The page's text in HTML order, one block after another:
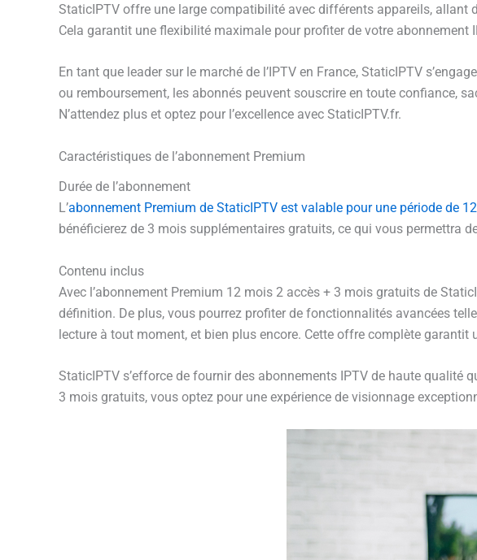
StaticIPTV offre une large compatibilité avec différents appareils, allant
Cela garantit une flexibilité maximale pour profiter de votre abonnement
En tant que leader sur le marché de l’IPTV en France, StaticIPTV
ou remboursement, les abonnés peuvent souscrire en toute confiance,
N’attendez plus et optez pour l’excellence avec StaticIPTV.fr.
Caractéristiques de l’abonnement Premium
Durée de l’abonnement
L’abonnement Premium de StaticIPTV est valable pour une période de
bénéficierez de 3 mois supplémentaires gratuits, ce qui vous permettra
Contenu inclus
Avec l’abonnement Premium 12 mois 2 accès + 3 mois gratuits de
définition. De plus, vous pourrez profiter de fonctionnalités avancées
lecture à tout moment, et bien plus encore. Cette offre complète
StaticIPTV s’efforce de fournir des abonnements IPTV de haute qualité
3 mois gratuits, vous optez pour une expérience de visionnage